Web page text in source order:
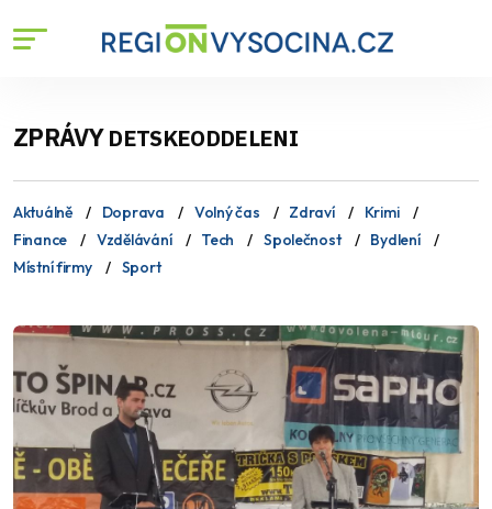
ZPRÁVYDETSKEODDELENI
Aktuálně Doprava Volný čas Zdraví
Krimi
Finance
Vzdělávání Tech Společnost
Bydlení
Místní firmy
Sport